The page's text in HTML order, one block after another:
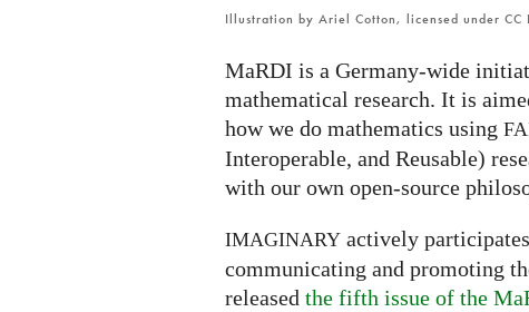
Illustration by Ariel Cotton, licensed under CC
MaRDI is a Germany-wide
mathematical research. It is
how we do mathematics using
Interoperable, and Reusable)
with our own open-source
IMAGINARY actively
communicating and promoting
released the fifth issue of the